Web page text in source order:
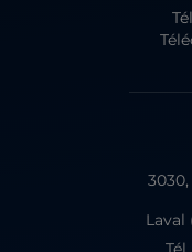
Laval